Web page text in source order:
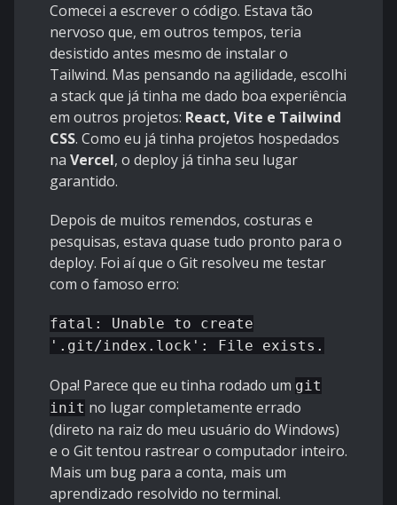
Comecei a escrever o código. Estava tão
nervoso que, em outros tempos, teria
desistido antes mesmo de instalar o
Tailwind. Mas pensando na agilidade, escolhi
a stack que já tinha me dado boa experiência
em outros projetos: React, Vite e Tailwind
CSS. Como eu já tinha projetos hospedados
na Vercel, o deploy já tinha seu lugar
garantido.
Depois de muitos remendos, costuras e
pesquisas, estava quase tudo pronto para o
deploy. Foi aí que o Git resolveu me testar
com o famoso erro:
fatal: Unable to create
'.git/index.lock': File exists.
Opa! Parece que eu tinha rodado um git
init no lugar completamente errado
(direto na raiz do meu usuário do Windows)
e o Git tentou rastrear o computador inteiro.
Mais um bug para a conta, mais um
aprendizado resolvido no terminal.